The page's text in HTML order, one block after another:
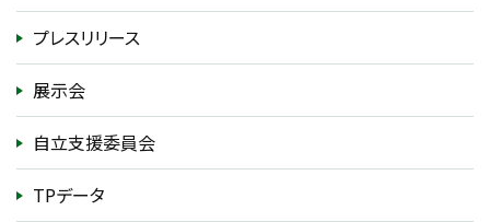
プレスリリース
展示会
自立支援委員会
TPデータ